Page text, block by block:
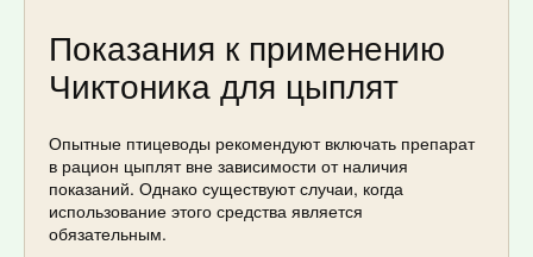
Показания к применению
Чиктоника для цыплят
Опытные птицеводы рекомендуют включать препарат
в рацион цыплят вне зависимости от наличия
показаний. Однако существуют случаи, когда
использование этого средства является
обязательным.